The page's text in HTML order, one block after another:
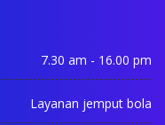
7.30 am - 16.00 pm
Layanan jemput bola